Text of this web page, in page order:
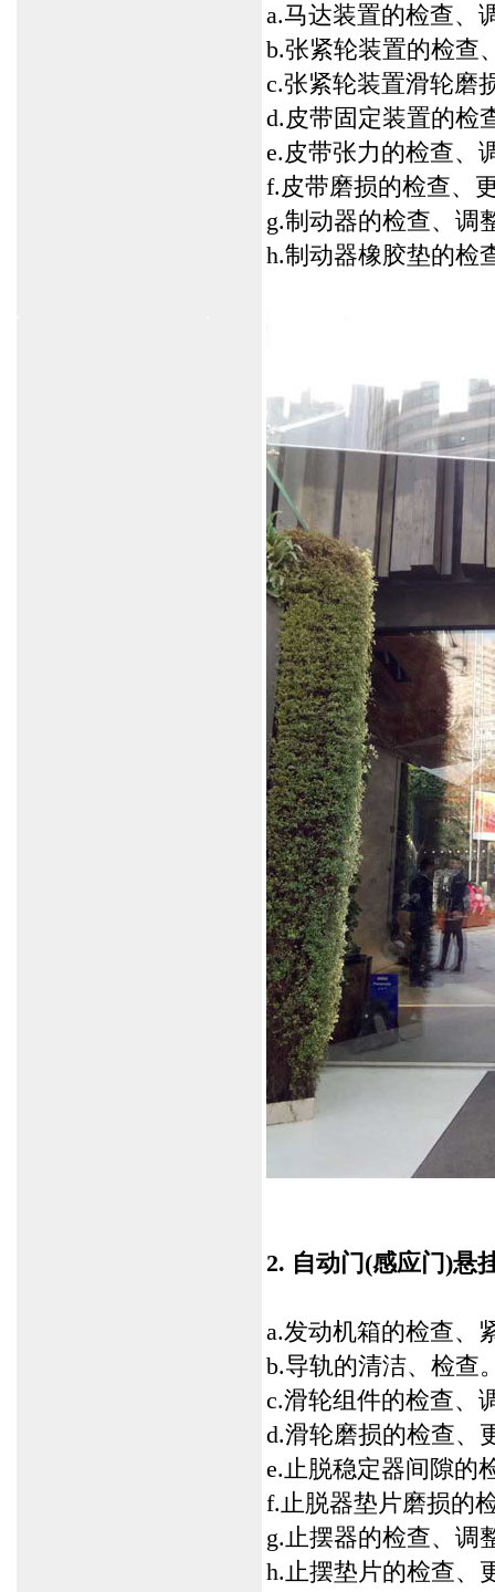
a.马达装置的检查、
b.张紧轮装置的检查
c.张紧轮装置滑轮磨
d.皮带固定装置的检
e.皮带张力的检查、
f.皮带磨损的检查、
g.制动器的检查、调
h.制动器橡胶垫的检
2. 自动门(感应门)悬
a.发动机箱的检查、
b.导轨的清洁、检查
c.滑轮组件的检查、
d.滑轮磨损的检查、
e.止脱稳定器间隙的
f.止脱器垫片磨损的
g.止摆器的检查、调
h.止摆垫片的检查、